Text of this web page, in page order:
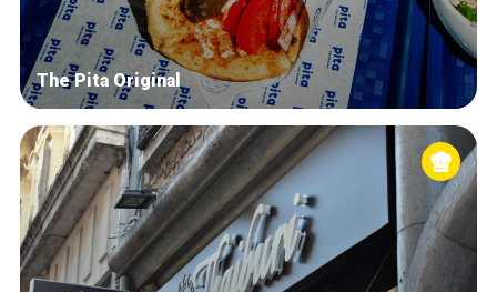
The Pita Original